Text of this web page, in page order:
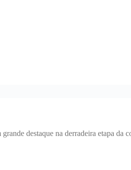
destaque na derradeira etapa da